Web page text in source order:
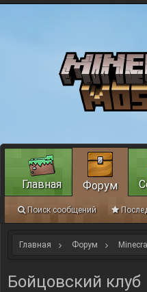
Главная Форум
Бойцовский клуб
Главная Форум
Поиск сообщений